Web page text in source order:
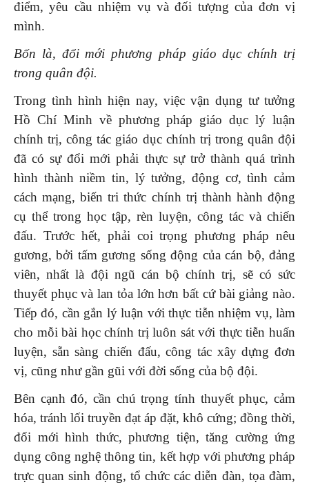
điểm, yêu cầu nhiệm vụ và đối tượng của đơn vị
mình.
Bốn là, đổi mới phương pháp giáo dục chính trị
trong quân đội.
Trong tình hình hiện nay, việc vận dụng tư tưởng
Hồ Chí Minh về phương pháp giáo dục lý luận
chính trị, công tác giáo dục chính trị trong quân đội
đã có sự đổi mới phải thực sự trở thành quá trình
hình thành niềm tin, lý tưởng, động cơ, tình cảm
cách mạng, biến tri thức chính trị thành hành động
cụ thể trong học tập, rèn luyện, công tác và chiến
đấu. Trước hết, phải coi trọng phương pháp nêu
gương, bởi tấm gương sống động của cán bộ, đảng
viên, nhất là đội ngũ cán bộ chính trị, sẽ có sức
thuyết phục và lan tỏa lớn hơn bất cứ bài giảng nào.
Tiếp đó, cần gắn lý luận với thực tiễn nhiệm vụ, làm
cho mỗi bài học chính trị luôn sát với thực tiễn huấn
luyện, sẵn sàng chiến đấu, công tác xây dựng đơn
vị, cũng như gần gũi với đời sống của bộ đội.
Bên cạnh đó, cần chú trọng tính thuyết phục, cảm
hóa, tránh lối truyền đạt áp đặt, khô cứng; đồng thời,
đổi mới hình thức, phương tiện, tăng cường ứng
dụng công nghệ thông tin, kết hợp với phương pháp
trực quan sinh động, tổ chức các diễn đàn, tọa đàm,